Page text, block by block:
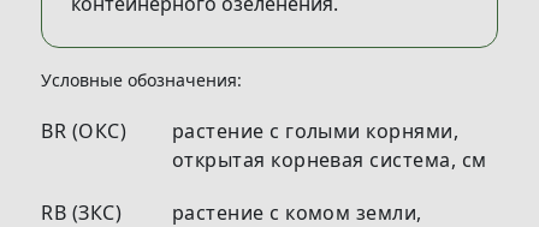
Условные обозначения:
BR (ОКС)
растение с голыми корнями,
открытая корневая система, см
RB (ЗКС)
растение с комом земли,